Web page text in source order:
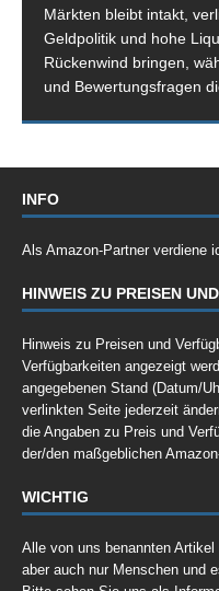
Märkten bleibt intakt,
Geldpolitik und hohe
Rückenwind bringen,
und Bewertungsfragen
INFO
Als Amazon-Partner verdiene
HINWEIS ZU PREISEN
Hinweis zu Preisen und
Verfügbarkeiten angezeigt
angegebenen Stand (Datum/
verlinkten Seite jederzeit
die Angaben zu Preis und
der/den maßgeblichen
WICHTIG
Alle von uns benannten
aber auch nur Menschen und